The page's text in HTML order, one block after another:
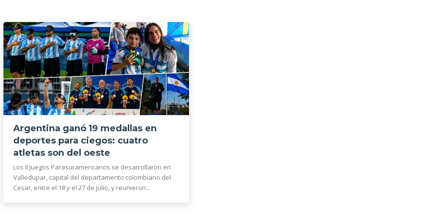
Argentina ganó 19 medallas en
deportes para ciegos: cuatro
atletas son del oeste
Los II Juegos Parasuramericanos se desarrollaron en
Valledupar, capital del departamento colombiano del
Cesar, entre el 18 y el 27 de julio, y reunieron...